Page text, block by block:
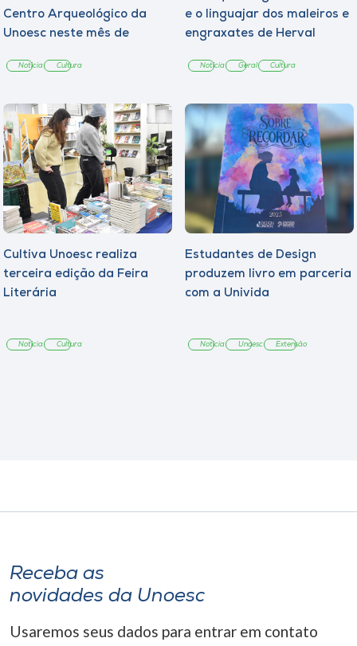
Centro Arqueológico da
Unoesc neste mês de
Notícia Cultura
e o linguajar dos maleiros e
engraxates de Herval
Notícia Geral Cultura
Cultiva Unoesc realiza
terceira edição da Feira
Literária
Notícia Cultura
Estudantes de Design
produzem livro em parceria
com a Univida
Notícia Unoesc Extensão
Receba as
novidades da Unoesc
Usaremos seus dados para entrar em contato